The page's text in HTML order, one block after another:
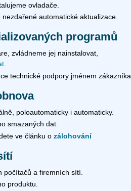
ovladače.
automatické aktualizace.
programů
zvládneme jej nainstalovat,
.
technické podpory jménem zákazníka.
poloautomaticky i automaticky.
smazaných dat.
ve článku ozálohování
počítačů a firemních sítí.
produktu.